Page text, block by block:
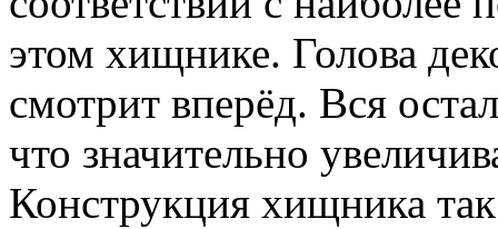
этом хищнике. Голова
смотрит вперёд. Вся
что значительно
Конструкция хищника